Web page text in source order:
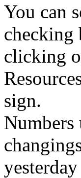
You can
checking
clicking
sign.
Numbers